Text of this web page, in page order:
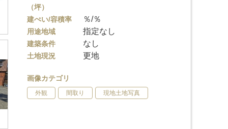
（坪）
建ぺい/容積率 ％/％
用途地域 指定なし
建築条件 なし
土地現況 更地
画像カテゴリ
外観 間取り 現地土地写真